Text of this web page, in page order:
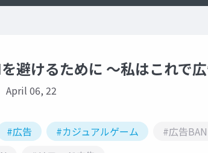
避けるために 〜私はこれで
April 06, 22
#広告 #カジュアルゲーム #広告BAN